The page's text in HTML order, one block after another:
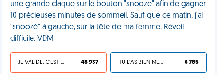
une grande claque sur le bouton "snooze" afin de gagner
10 précieuses minutes de sommeil. Sauf que ce matin, j'ai
"snoozé" à gauche, sur la tête de ma femme. Réveil
difficile. VDM
JE VALIDE, C'EST UNE VDM 48 937 TU L'AS BIEN MÉRITÉ 6 785